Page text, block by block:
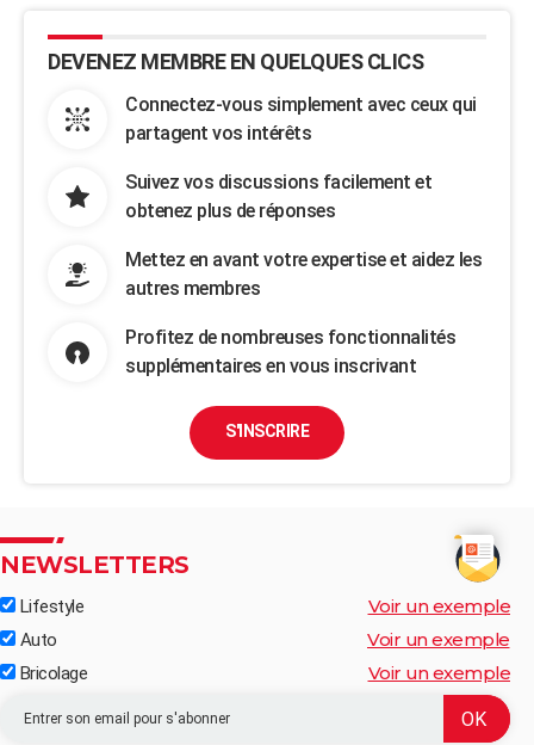
DEVENEZ MEMBRE EN QUELQUES CLICS
Connectez-vous simplement avec ceux qui
partagent vos intérêts
Suivez vos discussions facilement et
obtenez plus de réponses
Mettez en avant votre expertise et aidez les
autres membres
Profitez de nombreuses fonctionnalités
supplémentaires en vous inscrivant
S'INSCRIRE
NEWSLETTERS
Lifestyle Voir un exemple
Auto Voir un exemple
Bricolage Voir un exemple